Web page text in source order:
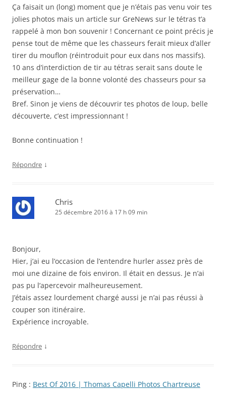
Ça faisait un (long) moment que je n’étais pas venu voir tes
jolies photos mais un article sur GreNews sur le tétras t’a
rappelé à mon bon souvenir ! Concernant ce point précis je
pense tout de même que les chasseurs ferait mieux d’aller
tirer du mouflon (réintroduit pour eux dans nos massifs).
10 ans d’interdiction de tir au tétras serait sans doute le
meilleur gage de la bonne volonté des chasseurs pour sa
préservation…
Bref. Sinon je viens de découvrir tes photos de loup, belle
découverte, c’est impressionnant !
Bonne continuation !
Répondre ↓
Chris
25 décembre 2016 à 17 h 09 min
Bonjour,
Hier, j’ai eu l’occasion de l’entendre hurler assez près de
moi une dizaine de fois environ. Il était en dessus. Je n’ai
pas pu l’apercevoir malheureusement.
J’étais assez lourdement chargé aussi je n’ai pas réussi à
couper son itinéraire.
Expérience incroyable.
Répondre ↓
Ping : Best Of 2016 | Thomas Capelli Photos Chartreuse